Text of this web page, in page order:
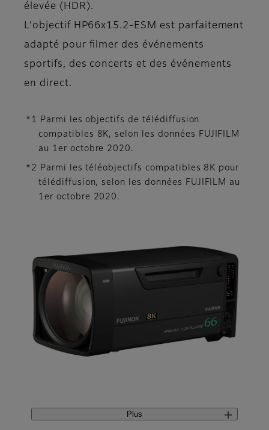
élevée (HDR).
L’objectif HP66x15.2-ESM est parfaitement
adapté pour filmer des événements
sportifs, des concerts et des événements
en direct.
*1 Parmi les objectifs de télédiffusion
compatibles 8K, selon les données FUJIFILM
au 1er octobre 2020.
*2 Parmi les téléobjectifs compatibles 8K pour
télédiffusion, selon les données FUJIFILM au
1er octobre 2020.
Plus